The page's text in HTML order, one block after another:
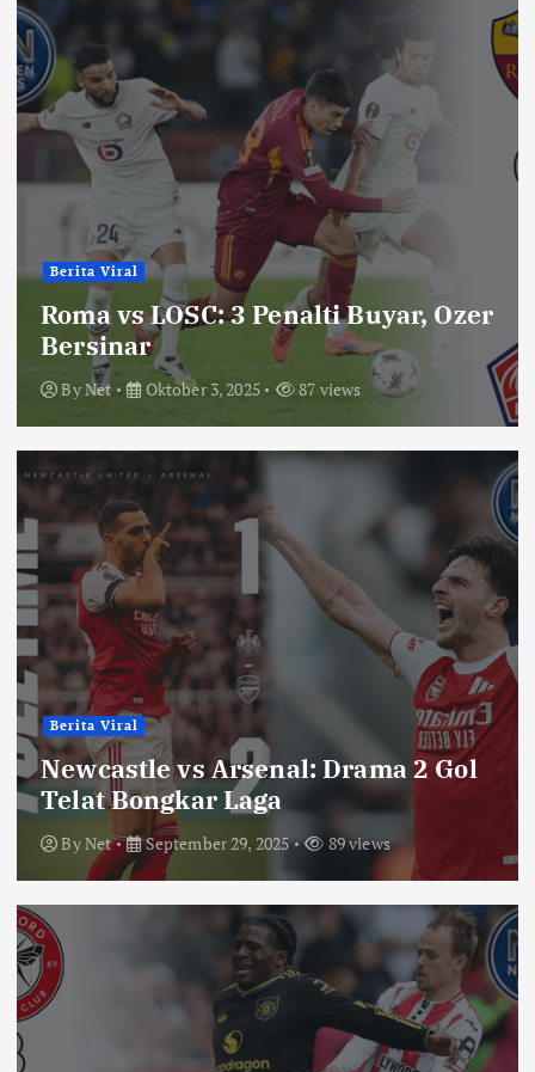
Berita Viral
Roma vs LOSC: 3 Penalti Buyar, Ozer
Bersinar
ByNet Oktober 3, 2025 87 views
Berita Viral
Newcastle vs Arsenal: Drama 2 Gol
Telat Bongkar Laga
ByNet September 29, 2025 89 views